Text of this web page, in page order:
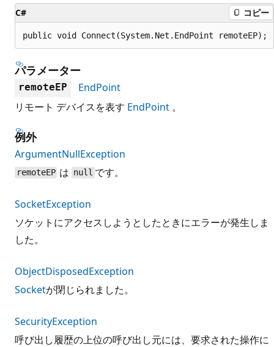
C# コピー
public void Connect(System.Net.EndPoint remoteEP);
パラメーター
remoteEP
EndPoint
リモート デバイスを表す EndPoint 。
例外
ArgumentNullException
remoteEP は null です。
SocketException
ソケットにアクセスしようとしたときにエラーが発生しま
した。
ObjectDisposedException
Socketが閉じられました。
SecurityException
呼び出し履歴の上位の呼び出し元には、要求された操作に